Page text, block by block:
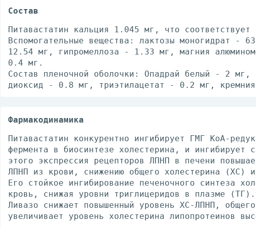
Состав
Питавастатин кальция 1.045 мг, что соответствует
Вспомогательные вещества: лактозы моногидрат -
12.54 мг, гипромеллоза - 1.33 мг, магния
0.4 мг.
Состав пленочной оболочки: Опадрай белый - 2
диоксид - 0.8 мг, триэтилацетат - 0.2 мг,
Фармакодинамика
Питавастатин конкурентно ингибирует ГМГ КоА-
фермента в биосинтезе холестерина, и ингибирует
этого экспрессия рецепторов ЛПНП в печени
ЛПНП из крови, снижению общего холестерина (ХС)
Его стойкое ингибирование печеночного синтеза
кровь, снижая уровни триглицеридов в плазме (ТГ).
Ливазо снижает повышенный уровень ХС-ЛПНП,
увеличивает уровень холестерина липопротеинов